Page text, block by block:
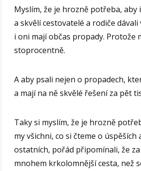
Myslím, že je hrozně potřeba, aby
a skvělí cestovatelé a rodiče dávali
i oni mají občas propady. Protože
stoprocentně.
A aby psali nejen o propadech,
a mají na ně skvělé řešení za pět
Taky si myslím, že je hrozně
my všichni, co si čteme o úspěších
ostatních, pořád připomínali, že
mnohem krkolomnější cesta, než